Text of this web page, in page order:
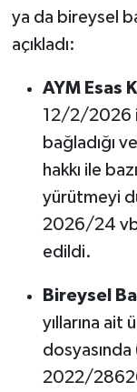
ya da bireysel
açıkladı:
AYM Esas
12/2/2026
bağladığı
hakkı ile
yürütmeyi
2026/24
edildi.
Bireysel
yıllarına ait
2022/